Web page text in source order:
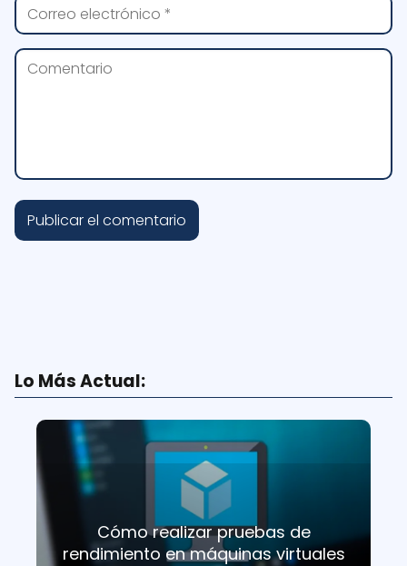
Lo Más Actual:
Cómo realizar pruebas de
rendimiento en máquinas virtuales